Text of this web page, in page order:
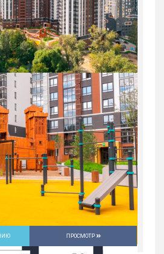
в Юго-Западном мкр
область,
59.2 м2
ПРОСМОТР